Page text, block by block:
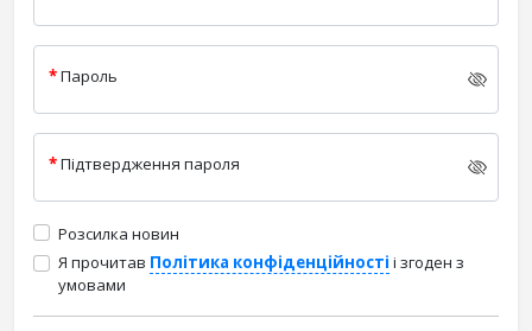
Пароль
Підтвердження пароля
Розсилка новин
Я прочитав Політика конфіденційності і згоден з
умовами